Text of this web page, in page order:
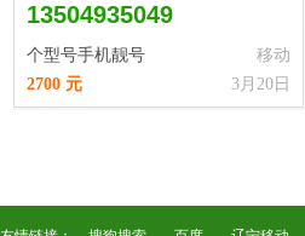
13504935049
个型号手机靓号
移动
3月20日
2700 元